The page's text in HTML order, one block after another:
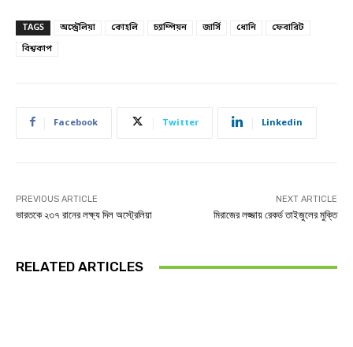
TAGS অস্ট্রেলিয়া কোহলি চ্যাম্পিয়ন জার্সি ধোনি
ফেবারিট
বিশ্বকাপ
Facebook Twitter Linkedin
PREVIOUS ARTICLE
ভারতকে ২৩৭ রানের লক্ষ্য দিল অস্ট্রেলিয়া
NEXT ARTICLE
মিরাজের লজ্জায় রেকর্ড তাইজুলের মুক্তি
RELATED ARTICLES